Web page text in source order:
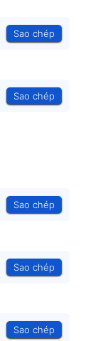
Sao chép
Sao chép
Sao chép
Sao chép
Sao chép